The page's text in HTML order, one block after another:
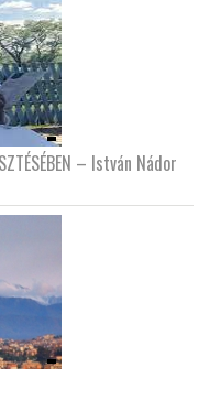
– István Nádor